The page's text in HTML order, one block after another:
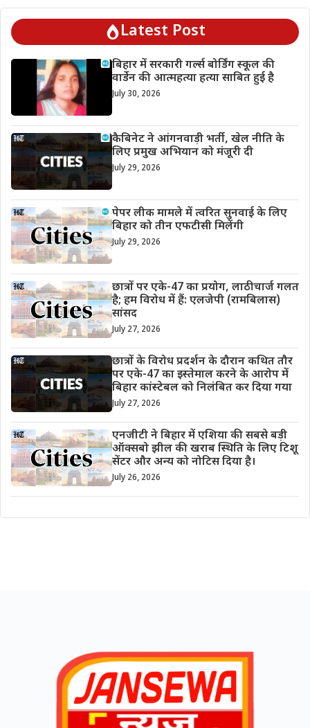
Latest Post
बिहार में सरकारी गर्ल्स बोर्डिंग स्कूल की
वार्डेन की आत्महत्या हत्या साबित हुई है
July 30, 2026
कैबिनेट ने आंगनवाड़ी भर्ती, खेल नीति के
लिए प्रमुख अभियान को मंजूरी दी
July 29, 2026
पेपर लीक मामले में त्वरित सुनवाई के लिए
बिहार को तीन एफटीसी मिलेंगी
July 29, 2026
छात्रों पर एके-47 का प्रयोग, लाठीचार्ज गलत
है; हम विरोध में हैं: एलजेपी (रामबिलास)
सांसद
July 27, 2026
छात्रों के विरोध प्रदर्शन के दौरान कथित तौर
पर एके-47 का इस्तेमाल करने के आरोप में
बिहार कांस्टेबल को निलंबित कर दिया गया
July 27, 2026
एनजीटी ने बिहार में एशिया की सबसे बड़ी
ऑक्सबो झील की खराब स्थिति के लिए टिशू
सेंटर और अन्य को नोटिस दिया है।
July 26, 2026